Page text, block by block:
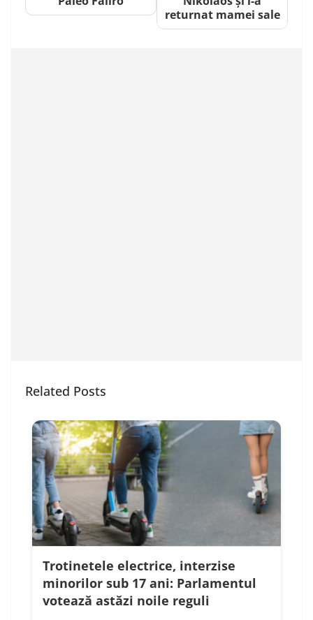
returnat mamei sale
Related Posts
Trotinetele electrice, interzise
minorilor sub 17 ani: Parlamentul
votează astăzi noile reguli